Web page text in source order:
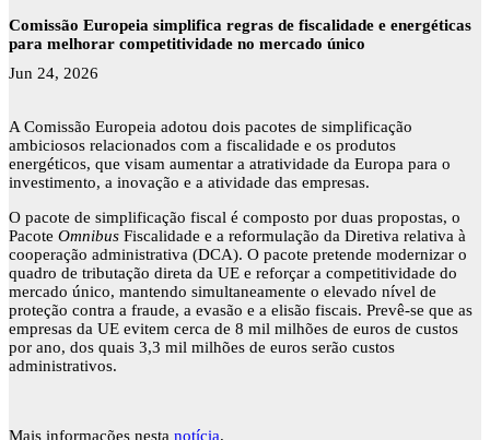
Comissão Europeia simplifica regras de fiscalidade e energéticas
para melhorar competitividade no mercado único
Jun 24, 2026
A Comissão Europeia adotou dois pacotes de simplificação
ambiciosos relacionados com a fiscalidade e os produtos
energéticos, que visam aumentar a atratividade da Europa para o
investimento, a inovação e a atividade das empresas.
O pacote de simplificação fiscal é composto por duas propostas, o
Pacote Omnibus Fiscalidade e a reformulação da Diretiva relativa à
cooperação administrativa (DCA). O pacote pretende modernizar o
quadro de tributação direta da UE e reforçar a competitividade do
mercado único, mantendo simultaneamente o elevado nível de
proteção contra a fraude, a evasão e a elisão fiscais. Prevê-se que as
empresas da UE evitem cerca de 8 mil milhões de euros de custos
por ano, dos quais 3,3 mil milhões de euros serão custos
administrativos.
Mais informações nesta notícia.